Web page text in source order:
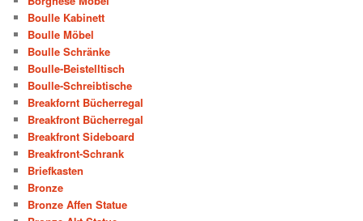
Boulle Kabinett
Boulle Möbel
Boulle Schränke
Boulle-Beistelltisch
Boulle-Schreibtische
Breakfornt Bücherregal
Breakfront Bücherregal
Breakfront Sideboard
Breakfront-Schrank
Briefkasten
Bronze
Bronze Affen Statue